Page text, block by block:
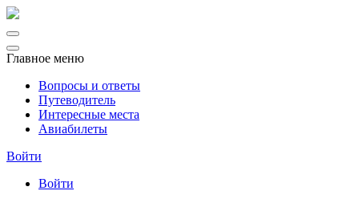
Главное меню
Вопросы и ответы
Путеводитель
Интересные места
Авиабилеты
Войти
Войти